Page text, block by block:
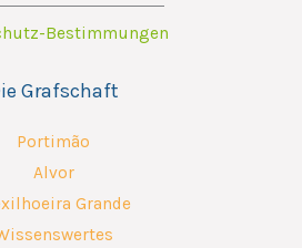
Bestimmungen
Grafschaft
Portimão
Alvor
Grande